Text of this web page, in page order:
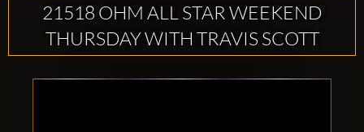
21518 OHM ALL STAR WEEKEND
THURSDAY WITH TRAVIS SCOTT